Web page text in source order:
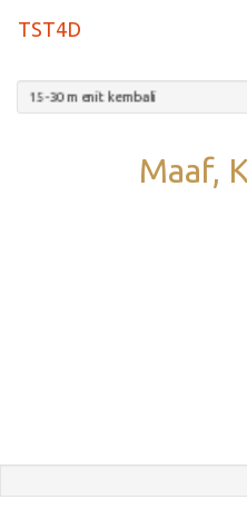
TST4D
15-30 menit kembali
Maaf,